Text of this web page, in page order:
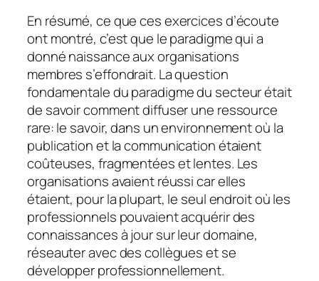
En résumé, ce que ces exercices d’écoute
ont montré, c’est que le paradigme qui a
donné naissance aux organisations
membres s’effondrait. La question
fondamentale du paradigme du secteur était
de savoir comment diffuser une ressource
rare: le savoir, dans un environnement où la
publication et la communication étaient
coûteuses, fragmentées et lentes. Les
organisations avaient réussi car elles
étaient, pour la plupart, le seul endroit où les
professionnels pouvaient acquérir des
connaissances à jour sur leur domaine,
réseauter avec des collègues et se
développer professionnellement.